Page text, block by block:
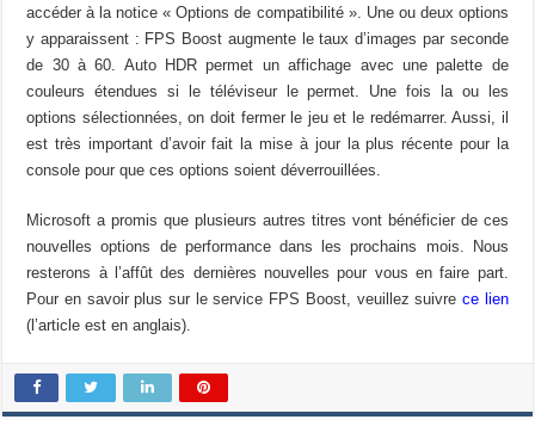
accéder à la notice « Options de compatibilité ». Une ou deux options
y apparaissent : FPS Boost augmente le taux d’images par seconde
de 30 à 60. Auto HDR permet un affichage avec une palette de
couleurs étendues si le téléviseur le permet. Une fois la ou les
options sélectionnées, on doit fermer le jeu et le redémarrer. Aussi, il
est très important d’avoir fait la mise à jour la plus récente pour la
console pour que ces options soient déverrouillées.
Microsoft a promis que plusieurs autres titres vont bénéficier de ces
nouvelles options de performance dans les prochains mois. Nous
resterons à l’affût des dernières nouvelles pour vous en faire part.
Pour en savoir plus sur le service FPS Boost, veuillez suivrece lien
(l’article est en anglais).